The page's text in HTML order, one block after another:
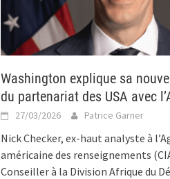
Washington explique sa
du partenariat des USA avec
27/03/2026 Patrice Garner
Nick Checker, ex-haut analyste à
américaine des renseignements
Conseiller à la Division Afrique du